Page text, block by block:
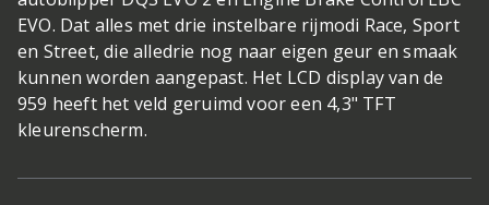
EVO. Dat alles met drie instelbare rijmodi Race, Sport
en Street, die alledrie nog naar eigen geur en smaak
kunnen worden aangepast. Het LCD display van de
959 heeft het veld geruimd voor een 4,3" TFT
kleurenscherm.